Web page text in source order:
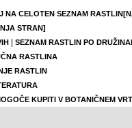
NA CELOTEN SEZNAM RASTLIN
STRAN]
|
SEZNAM RASTLIN PO
RASTLINA
RASTLIN
KUPITI V BOTANIČNEM